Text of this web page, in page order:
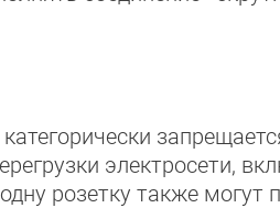
электросети,
розетку также могут